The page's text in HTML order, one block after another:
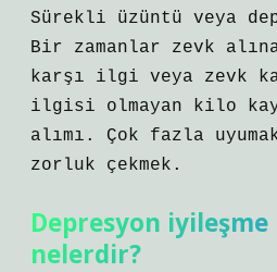
Sürekli üzüntü veya
Bir zamanlar zevk
karşı ilgi veya zevk
ilgisi olmayan kilo
alımı. Çok fazla
zorluk çekmek.
Depresyon
nelerdir?